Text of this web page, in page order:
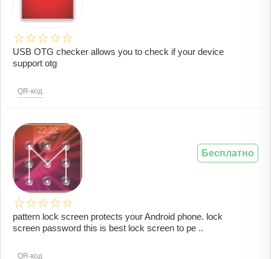
USB OTG checker allows you to check if your device
support otg
QR-код
pattern lock screen protects your Android phone. lock
screen password this is best lock screen to pe ..
QR-код
Бесплатно